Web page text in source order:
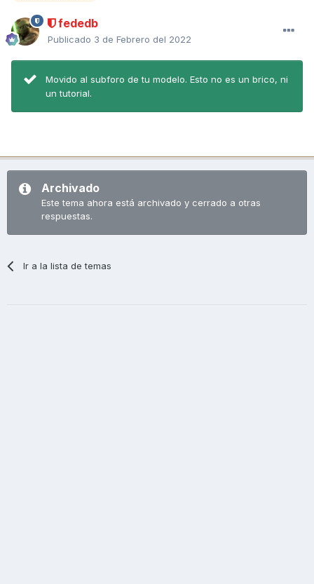
fededb
Publicado 3 de Febrero del 2022
Movido al subforo de tu modelo. Esto no es un brico, ni
un tutorial.
Archivado
Este tema ahora está archivado y cerrado a otras
respuestas.
Ir a la lista de temas